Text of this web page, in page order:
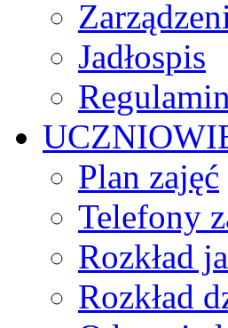
Jadłospis
Plan zajęć
Telefony
Rozkład
Rozkład